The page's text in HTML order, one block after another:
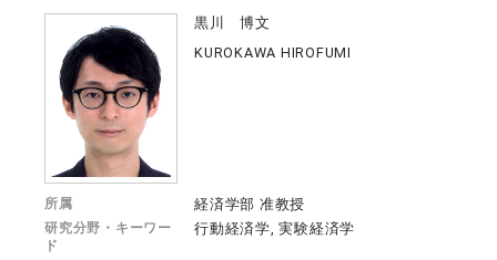
黒川 博文
KUROKAWA HIROFUMI
所属 経済学部 准教授
研究分野・キーワー
ド
行動経済学, 実験経済学